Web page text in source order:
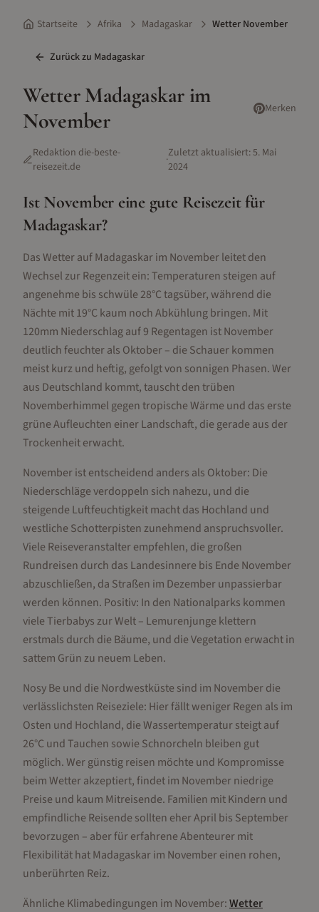
Startseite Afrika Madagaskar Wetter November
Zurück zu Madagaskar
WetterMadagaskarim
November
Merken
Redaktion die-beste-
reisezeit.de
·Zuletzt aktualisiert: 5. Mai
2024
Ist November eine gute Reisezeit für
Madagaskar?
Das Wetter auf Madagaskar im November leitet den
Wechsel zur Regenzeit ein: Temperaturen steigen auf
angenehme bis schwüle 28°C tagsüber, während die
Nächte mit 19°C kaum noch Abkühlung bringen. Mit
120mm Niederschlag auf 9 Regentagen ist November
deutlich feuchter als Oktober – die Schauer kommen
meist kurz und heftig, gefolgt von sonnigen Phasen. Wer
aus Deutschland kommt, tauscht den trüben
Novemberhimmel gegen tropische Wärme und das erste
grüne Aufleuchten einer Landschaft, die gerade aus der
Trockenheit erwacht.
November ist entscheidend anders als Oktober: Die
Niederschläge verdoppeln sich nahezu, und die
steigende Luftfeuchtigkeit macht das Hochland und
westliche Schotterpisten zunehmend anspruchsvoller.
Viele Reiseveranstalter empfehlen, die großen
Rundreisen durch das Landesinnere bis Ende November
abzuschließen, da Straßen im Dezember unpassierbar
werden können. Positiv: In den Nationalparks kommen
viele Tierbabys zur Welt – Lemurenjunge klettern
erstmals durch die Bäume, und die Vegetation erwacht in
sattem Grün zu neuem Leben.
Nosy Be und die Nordwestküste sind im November die
verlässlichsten Reiseziele: Hier fällt weniger Regen als im
Osten und Hochland, die Wassertemperatur steigt auf
26°C und Tauchen sowie Schnorcheln bleiben gut
möglich. Wer günstig reisen möchte und Kompromisse
beim Wetter akzeptiert, findet im November niedrige
Preise und kaum Mitreisende. Familien mit Kindern und
empfindliche Reisende sollten eher April bis September
bevorzugen – aber für erfahrene Abenteurer mit
Flexibilität hat Madagaskar im November einen rohen,
unberührten Reiz.
Ähnliche Klimabedingungen im November:Wetter